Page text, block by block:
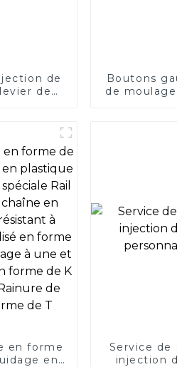
de
de
Boutons
de
en forme
en
Service de
injection